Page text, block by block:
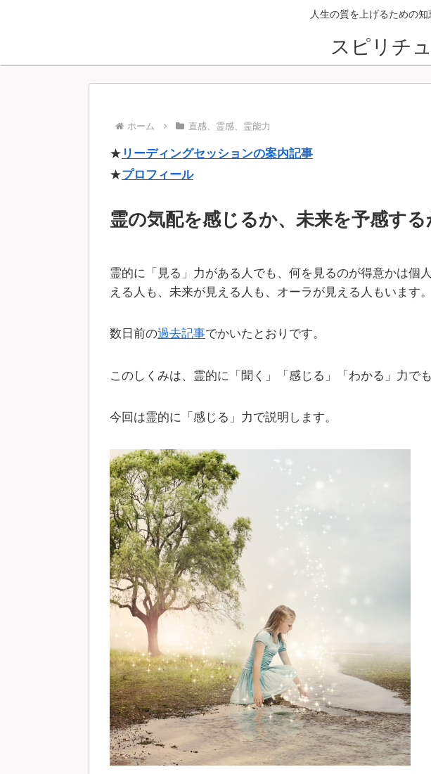
人生の質を上げるための
スピリチ
ホーム 直感、霊感、霊能力
★ リーディングセッションの案内記事
★プロフィール
霊の気配を感じるか、未来を予感する
霊的に「見る」力がある人でも、何を見るのが得意かは個
える人も、未来が見える人も、オーラが見える人もいます。
数日前の過去記事でかいたとおりです。
このしくみは、霊的に「聞く」「感じる」「わかる」力でも
今回は霊的に「感じる」力で説明します。